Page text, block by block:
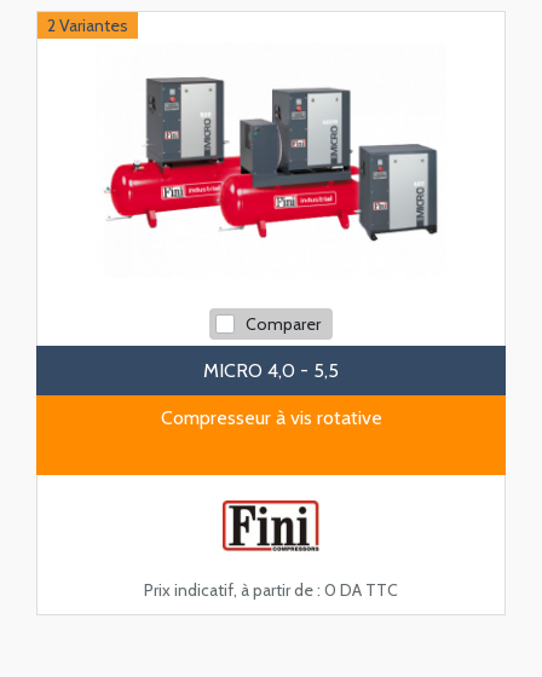
2 Variantes
Comparer
MICRO 4,0 - 5,5
Compresseur à vis rotative
Prix indicatif, à partir de : 0 DA TTC